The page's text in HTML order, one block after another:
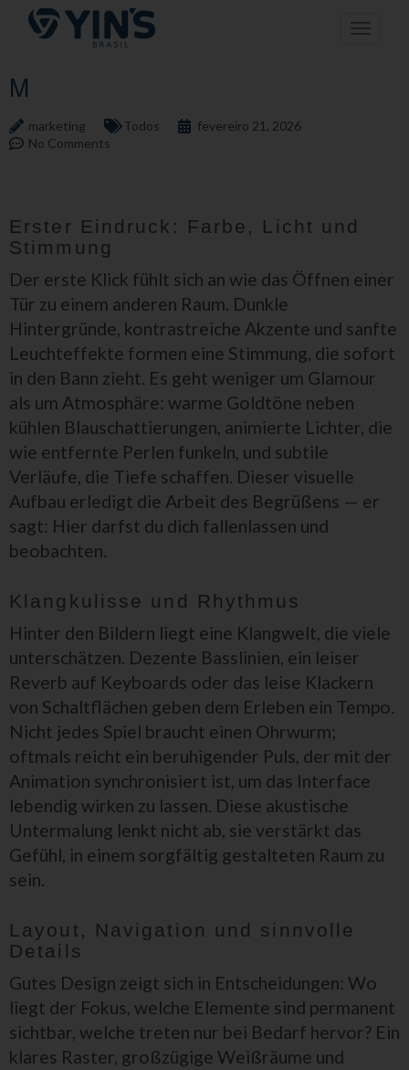
Pular
para
Toggle
M
marketing Todos
fevereiro 21, 2026
No Comments
Erster Eindruck: Farbe, Licht und
Stimmung
Der erste Klick fühlt sich an wie das Öffnen einer
Tür zu einem anderen Raum. Dunkle
Hintergründe, kontrastreiche Akzente und sanfte
Leuchteffekte formen eine Stimmung, die sofort
in den Bann zieht. Es geht weniger um Glamour
als um Atmosphäre: warme Goldtöne neben
kühlen Blauschattierungen, animierte Lichter, die
wie entfernte Perlen funkeln, und subtile
Verläufe, die Tiefe schaffen. Dieser visuelle
Aufbau erledigt die Arbeit des Begrüßens — er
sagt: Hier darfst du dich fallenlassen und
beobachten.
Klangkulisse und Rhythmus
Hinter den Bildern liegt eine Klangwelt, die viele
unterschätzen. Dezente Basslinien, ein leiser
Reverb auf Keyboards oder das leise Klackern
von Schaltflächen geben dem Erleben ein Tempo.
Nicht jedes Spiel braucht einen Ohrwurm;
oftmals reicht ein beruhigender Puls, der mit der
Animation synchronisiert ist, um das Interface
lebendig wirken zu lassen. Diese akustische
Untermalung lenkt nicht ab, sie verstärkt das
Gefühl, in einem sorgfältig gestalteten Raum zu
sein.
Layout, Navigation und sinnvolle
Details
Gutes Design zeigt sich in Entscheidungen: Wo
liegt der Fokus, welche Elemente sind permanent
sichtbar, welche treten nur bei Bedarf hervor? Ein
klares Raster, großzügige Weißräume und